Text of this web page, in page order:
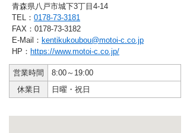
青森県八戸市城下3丁目4-14
TEL： 0178-73-3181
FAX：0178-73-3182
E-Mail： kentikukoubou@motoi-c.co.jp
HP： https://www.motoi-c.co.jp/
営業時間
8:00～19:00
休業日
日曜・祝日